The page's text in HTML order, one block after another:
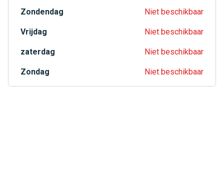
Zondendag Niet beschikbaar
Vrijdag Niet beschikbaar
zaterdag Niet beschikbaar
Zondag Niet beschikbaar